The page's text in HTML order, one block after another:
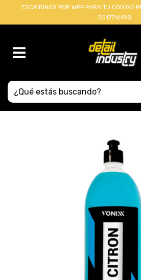
ESCRIBINOS POR WPP PARA TU CODIGO
3517716198